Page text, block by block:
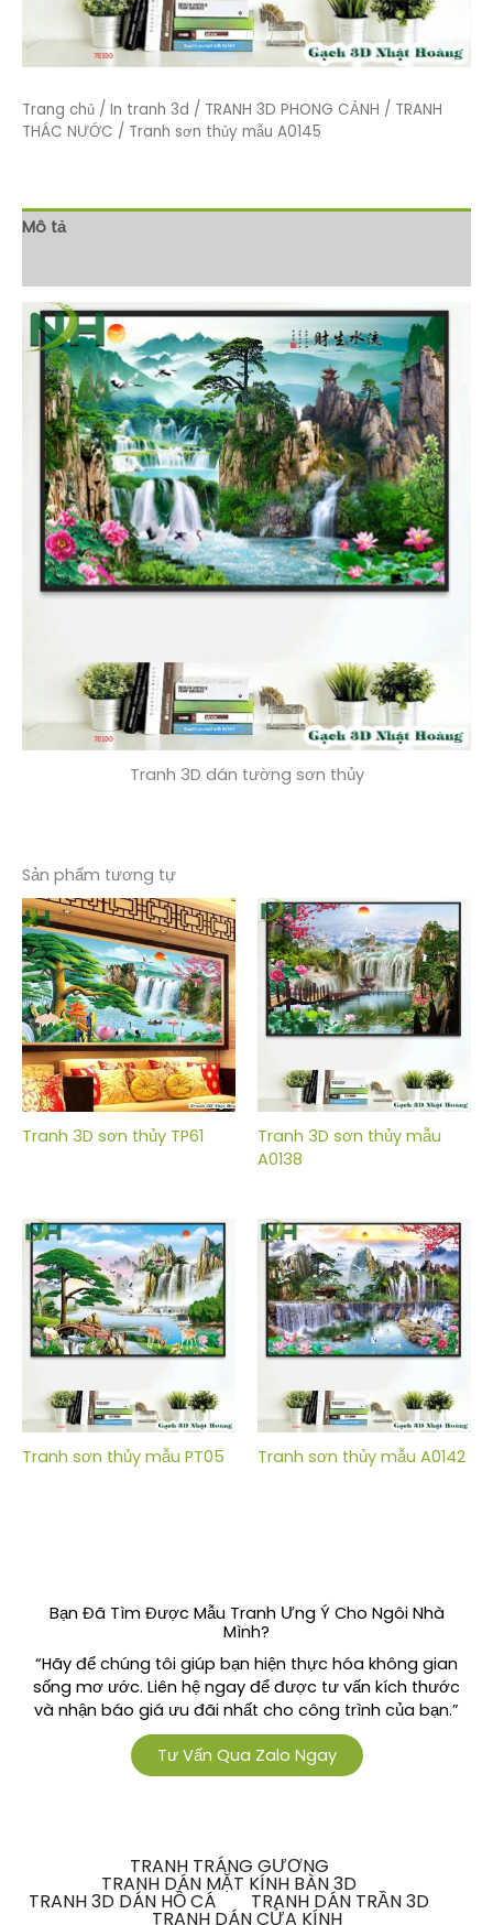
Trang chủ / In tranh 3d / TRANH 3D PHONG CẢNH / TRANH
THÁC NƯỚC / Tranh sơn thủy mẫu A0145
Mô tả
Tranh 3D dán tường sơn thủy
Sản phẩm tương tự
Tranh 3D sơn thủy TP61
Tranh 3D sơn thủy mẫu
A0138
Tranh sơn thủy mẫu PT05 Tranh sơn thủy mẫu A0142
Bạn Đã Tìm Được Mẫu Tranh Ưng Ý Cho Ngôi Nhà
Mình?
“Hãy để chúng tôi giúp bạn hiện thực hóa không gian
sống mơ ước. Liên hệ ngay để được tư vấn kích thước
và nhận báo giá ưu đãi nhất cho công trình của bạn.”
Tư Vấn Qua Zalo Ngay
TRANH TRÁNG GƯƠNG
TRANH DÁN MẶT KÍNH BÀN 3D
TRANH 3D DÁN HỒ CÁ TRANH DÁN TRẦN 3D
TRANH DÁN CỬA KÍNH